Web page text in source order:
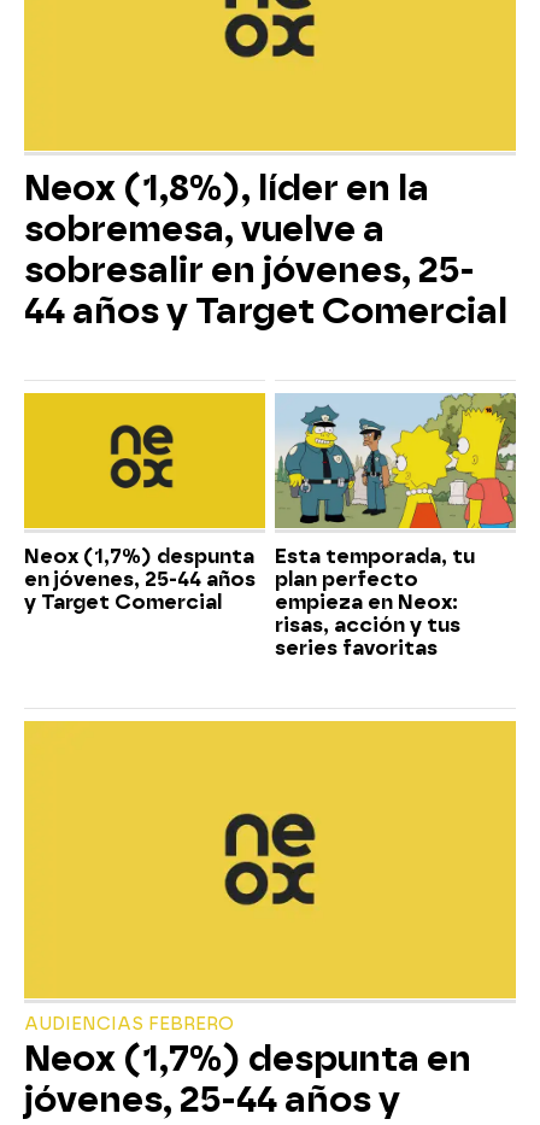
Neox (1,8%), líder en la
sobremesa, vuelve a
sobresalir en jóvenes, 25-
44 años y Target Comercial
Neox (1,7%) despunta
en jóvenes, 25-44 años
y Target Comercial
Esta temporada, tu
plan perfecto
empieza en Neox:
risas, acción y tus
series favoritas
AUDIENCIAS FEBRERO
Neox (1,7%) despunta en
jóvenes, 25-44 años y